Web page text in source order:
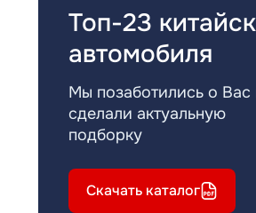
Топ-23
автомобиля
Мы позаботились о Вас
сделали актуальную
подборку
Скачать каталог